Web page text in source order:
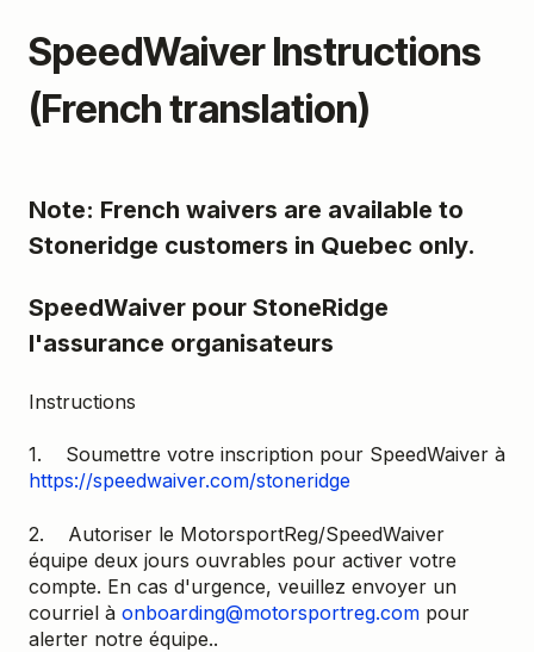
SpeedWaiver Instructions
(French translation)
Note: French waivers are available to
Stoneridge customers in Quebec only.
SpeedWaiver pour StoneRidge
l'assurance organisateurs
Instructions
1. Soumettre votre inscription pour SpeedWaiver à
https://speedwaiver.com/stoneridge
2. Autoriser le MotorsportReg/SpeedWaiver
équipe deux jours ouvrables pour activer votre
compte. En cas d'urgence, veuillez envoyer un
courriel à onboarding@motorsportreg.com pour
alerter notre équipe..